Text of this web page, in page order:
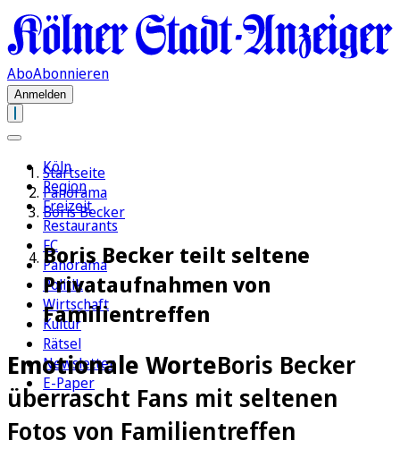
AboAbonnieren
Anmelden
Köln
Region
Freizeit
Restaurants
FC
Panorama
Politik
Wirtschaft
Kultur
Rätsel
Newsletter
E-Paper
Startseite
Panorama
Boris Becker
Boris Becker teilt seltene
Privataufnahmen von
Familientreffen
Emotionale WorteBoris Becker
überrascht Fans mit seltenen
Fotos von Familientreffen